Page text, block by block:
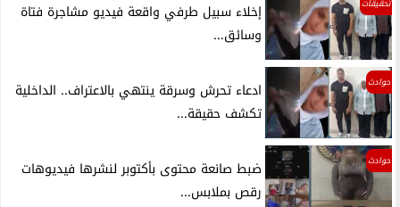
تحقيقات
إخلاء سبيل طرفي واقعة فيديو مشاجرة فتاة
وسائق...
حوادث
ادعاء تحرش وسرقة ينتهي بالاعتراف.. الداخلية
تكشف حقيقة...
حوادث
ضبط صانعة محتوى بأكتوبر لنشرها فيديوهات
رقص بملابس...